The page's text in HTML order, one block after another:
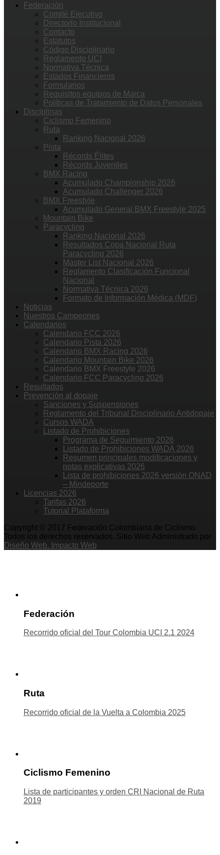
Federación
Comité Ejecutivo
Directorio Institucional
Contacto
Estatutos
Código Disciplinario
Reglamento UCI
Normativa Técnica
Estados Financieros
Formularios
Requisitos equipos de Marca
Políticas de Tratamiento de Datos Personales
Disciplinas
Ciclismo Femenino
Ruta
Ranking Nacional 2026
Pista
Récords Élites
Récords Juveniles
BMX Racing
Acumulado Championship 2026
Acumulado Challenger 2026
BMX Freestyle
Acumulado General BMX Freestyle 2025
Mountain Bike
Paracycling
Ranking Nacional 2026
Resultados Copa Nacional Ruta
Paracycling 2026
Master List Nacional 2026
Reglamento Clasificación Funcional
Nacional
Normativa Técnica 2026
Formato de Información Médica (MDF)
Noticias
Nuestros Campeones
Calendarios
Calendario FCC 2026
Calendario Pista 2026
Calendario BMX Racing 2026
Calendario Mountain Bike 2026
Calendario BMX Freestyle 2026
Calendario FCC Paracycling 2026
Resultados
Prevención al dopaje
Sanciones y Suspensiones
Reglamento del Tribunal Disciplinario Antidopaje
Cursos WADA
Listado de Prohibiciones
Programa de Seguimiento 2026
Listado de Prohibiciones WADA 2026
Resumen principales modificaciones y
notas explicativas 2026
Lista de prohibiciones 2026 versión ONAD
– Mindeporte
Licencias 2026
Tarifas 2026
Tutorial Plataforma
Copyright © 2017 Federación Colombiana de Ciclismo.
Todos los derechos reservados. Sitio Web Administrado por
Diseño Web. Impacto Web
Federación
Recorrido oficial del Tour Colombia UCI 2.1 2024
Ruta
Recorrido oficial de la Vuelta a Colombia 2025
Ciclismo Femenino
Lista de participantes y orden CRI Nacional de Ruta
2019